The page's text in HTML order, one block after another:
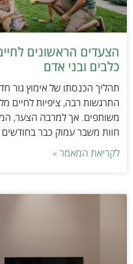
הצעדים הראשונים
כלבים ובני אדם
תהליך הכנסתו של אימוץ גור
התרגשות רבה, ציפיות לחיים
משותפים. אך למרבה הצער,
חוות משבר עמוק כבר בחודשים
לקריאת המאמר »